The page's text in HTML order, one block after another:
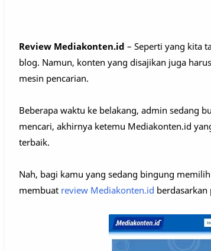
Review Mediakonten.id – Seperti yang kita
blog. Namun, konten yang disajikan juga
mesin pencarian.
Beberapa waktu ke belakang, admin sedang
mencari, akhirnya ketemu Mediakonten.id
terbaik.
Nah, bagi kamu yang sedang bingung
membuat review Mediakonten.id